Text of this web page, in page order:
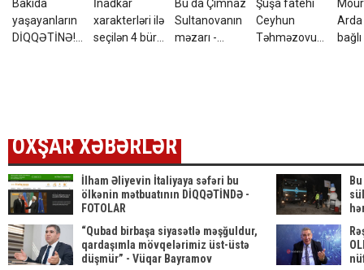
Bakıda
yaşayanların
DİQQƏTİNƏ!7
İnadkar
xarakterləri ilə
seçilən 4 bürc:
Bu da Çimnaz
Sultanovanın
məzarı -
Şuşa fatehi
Ceyhun
Təhməzovun
Arda
OXŞAR XƏBƏRLƏR
İlham Əliyevin İtaliyaya səfəri bu
ölkənin mətbuatının DİQQƏTİNDƏ -
FOTOLAR
“Qubad birbaşa siyasətlə məşğuldur,
qardaşımla mövqelərimiz üst-üstə
düşmür” - Vüqar Bayramov